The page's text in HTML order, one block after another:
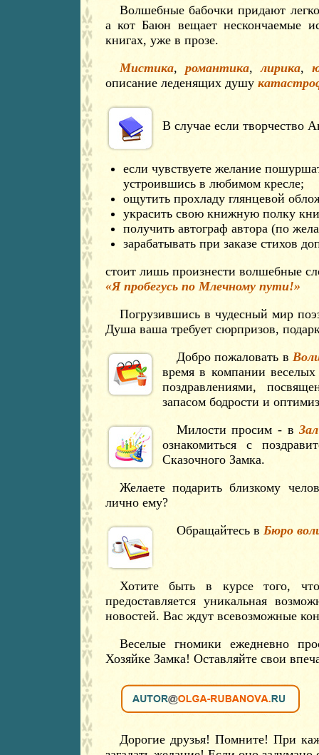
Волшебные бабочки придают
а кот Баюн вещает нескончаемые
книгах, уже в прозе.
Мистика, романтика,лирика,
описание леденящих душу
В случае если творчество
если чувствуете желание
устроившись в любимом кресле;
ощутить прохладу глянцевой
украсить свою книжную полку
получить автограф автора (по
зарабатывать при заказе стихов
стоит лишь произнести волшебные
«Я пробегусь по Млечному пути!»
Погрузившись в чудесный мир
Душа ваша требует сюрпризов,
Добро пожаловать в
время в компании
поздравлениями,
запасом бодрости и
Милости просим - в
ознакомиться с
Сказочного Замка.
Желаете подарить близкому
лично ему?
Обращайтесь в Бюро
Хотите быть в курсе того,
предоставляется уникальная
новостей. Вас ждут всевозможные
Веселые гномики ежедневно
Хозяйке Замка! Оставляйте свои
Дорогие друзья! Помните! При